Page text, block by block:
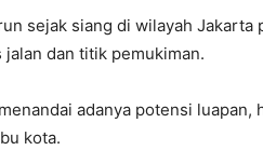
sejak siang di wilayah Jakarta
dan titik pemukiman.
adanya potensi luapan,
kota.